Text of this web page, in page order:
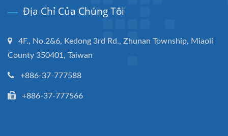
Địa Chỉ Của Chúng Tôi
4F., No.2&6, Kedong 3rd Rd., Zhunan Township, Miaoli
County 350401, Taiwan
+886-37-777588
+886-37-777566